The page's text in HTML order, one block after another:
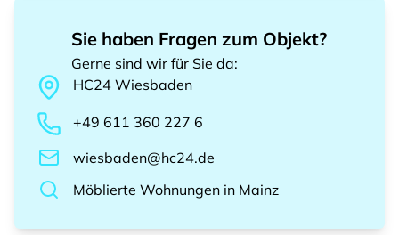
Sie haben Fragen zum Objekt?
Gerne sind wir für Sie da:
HC24 Wiesbaden
+49 611 360 227 6
wiesbaden@hc24.de
Möblierte Wohnungen in Mainz